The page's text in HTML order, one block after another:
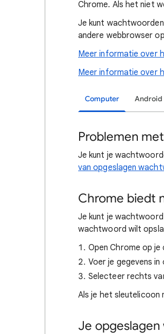
Chrome. Als het niet
Je kunt
andere webbrowser op
Meer informatie over
Meer informatie over
Computer Android
Problemen
Je kunt je
van opgeslagen
Chrome biedt
Je kunt je
wachtwoord wilt
Open Chrome op je
Voer je gegevens
Selecteer rechts
Als je het sleutelicoon
Je